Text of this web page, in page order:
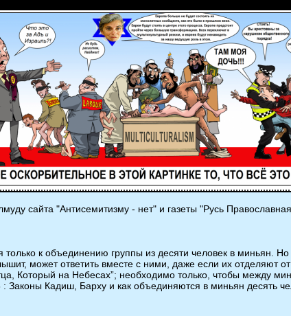
сайта "Антисемитизму - нет" и газеты "Русь
только к объединению группы из десяти человек в миньян.
может ответить вместе с ними, даже если их отделяют
Который на Небесах”; необходимо только, чтобы между
Кадиш, Барху и как объединяются в миньян десять